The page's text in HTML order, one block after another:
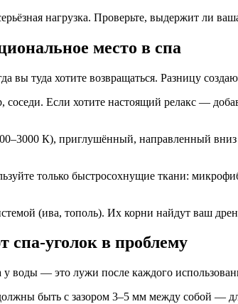
нагрузка. Проверьте, выдержит ли
место в спа
вы туда хотите возвращаться. Разницу
Если хотите настоящий релакс —
К), приглушённый, направленный
только быстросохнущие ткани:
(ива, тополь). Их корни найдут ваш
уголок в проблему
воды — это лужи после каждого
быть с зазором 3–5 мм между собой —